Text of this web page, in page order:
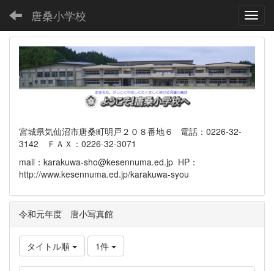
唐桑小学校
宮城県気仙沼市唐桑町明戸２０８番地６ 電話：0226-32-
3142 ＦＡＸ：0226-32-3071
mail：karakuwa-sho@kesennuma.ed.jp HP：
http://www.kesennuma.ed.jp/karakuwa-syou
令和元年度 唐小写真館
タイトル順 1件